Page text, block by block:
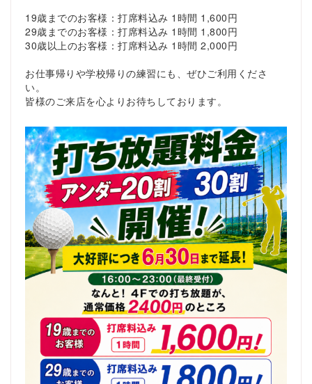
19歳までのお客様：打席料込み 1時間 1,600円
29歳までのお客様：打席料込み 1時間 1,800円
30歳以上のお客様：打席料込み 1時間 2,000円
お仕事帰りや学校帰りの練習にも、ぜひご利用くださ
い。
皆様のご来店を心よりお待ちしております。